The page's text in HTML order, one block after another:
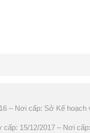
– Nơi cấp: Sở Kế
15/12/2017 – Nơi